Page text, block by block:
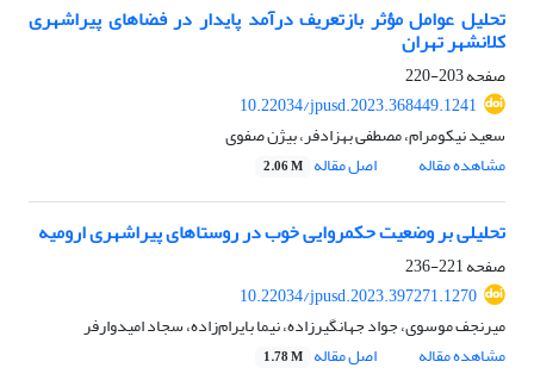
تحلیل عوامل مؤثر بازتعریف درآمد پایدار در فضاهای پیراشهری
کلانشهر تهران
صفحه203-220
10.22034/jpusd.2023.368449.1241
سعید نیکومرام، مصطفی بهزادفر، بیژن صفوی
مشاهده مقاله
اصل مقاله 2.06 M
تحلیلی بر وضعیت حکمروایی خوب در روستاهای پیراشهری ارومیه
صفحه221-236
10.22034/jpusd.2023.397271.1270
میرنجف موسوی، جواد جهانگیرزاده، نیما بایرام‌زاده، سجاد امیدوارفر
مشاهده مقاله
اصل مقاله 1.78 M